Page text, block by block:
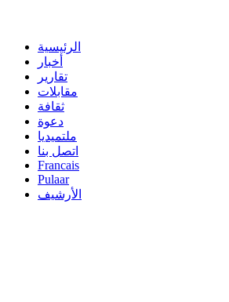
الرئيسية
أخبار
تقارير
مقابلات
ثقافة
دعوة
ملتميديا
اتصل بنا
Francais
Pulaar
الأرشيف